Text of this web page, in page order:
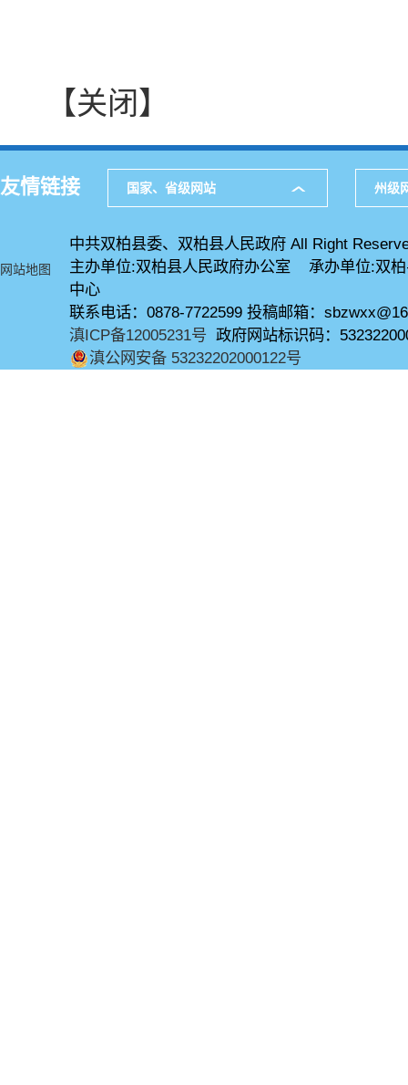
【关闭】
友情链接 国家、省级网站 州级
网站地图
中共双柏县委、双柏县人民政府 All Right
主办单位:双柏县人民政府办公室 承办单位:双
中心
联系电话：0878-7722599 投稿邮箱：
滇ICP备12005231号 政府网站标识码：
滇公网安备 53232202000122号